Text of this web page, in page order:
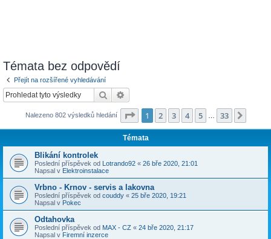
Témata bez odpovědí
Přejít na rozšířené vyhledávání
Hledat
Nalezeno 802 výsledků hledání Stránka z 33
1 2 3 4 5 33
Témata
Blikání kontrolek
Poslední příspěvek od Lotrando92 « 26 bře 2020, 21:01
Napsal v Elektroinstalace
Vrbno - Krnov - servis a lakovna
Poslední příspěvek od couddy « 25 bře 2020, 19:21
Napsal v Pokec
Odtahovka
Poslední příspěvek od MAX - CZ « 24 bře 2020, 21:17
Napsal v Firemní inzerce